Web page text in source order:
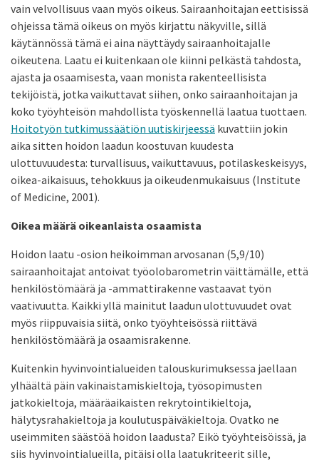
vain velvollisuus vaan myös oikeus. Sairaanhoitajan eettisissä
ohjeissa tämä oikeus on myös kirjattu näkyville, sillä
käytännössä tämä ei aina näyttäydy sairaanhoitajalle
oikeutena. Laatu ei kuitenkaan ole kiinni pelkästä tahdosta,
ajasta ja osaamisesta, vaan monista rakenteellisista
tekijöistä, jotka vaikuttavat siihen, onko sairaanhoitajan ja
koko työyhteisön mahdollista työskennellä laatua tuottaen.
Hoitotyön tutkimussäätiön uutiskirjeessä kuvattiin jokin
aika sitten hoidon laadun koostuvan kuudesta
ulottuvuudesta: turvallisuus, vaikuttavuus, potilaskeskeisyys,
oikea-aikaisuus, tehokkuus ja oikeudenmukaisuus (Institute
of Medicine, 2001).
Oikea määrä oikeanlaista osaamista
Hoidon laatu -osion heikoimman arvosanan (5,9/10)
sairaanhoitajat antoivat työolobarometrin väittämälle, että
henkilöstömäärä ja -ammattirakenne vastaavat työn
vaativuutta. Kaikki yllä mainitut laadun ulottuvuudet ovat
myös riippuvaisia siitä, onko työyhteisössä riittävä
henkilöstömäärä ja osaamisrakenne.
Kuitenkin hyvinvointialueiden talouskurimuksessa jaellaan
ylhäältä päin vakinaistamiskieltoja, työsopimusten
jatkokieltoja, määräaikaisten rekrytointikieltoja,
hälytysrahakieltoja ja koulutuspäiväkieltoja. Ovatko ne
useimmiten säästöä hoidon laadusta? Eikö työyhteisöissä, ja
siis hyvinvointialueilla, pitäisi olla laatukriteerit sille,